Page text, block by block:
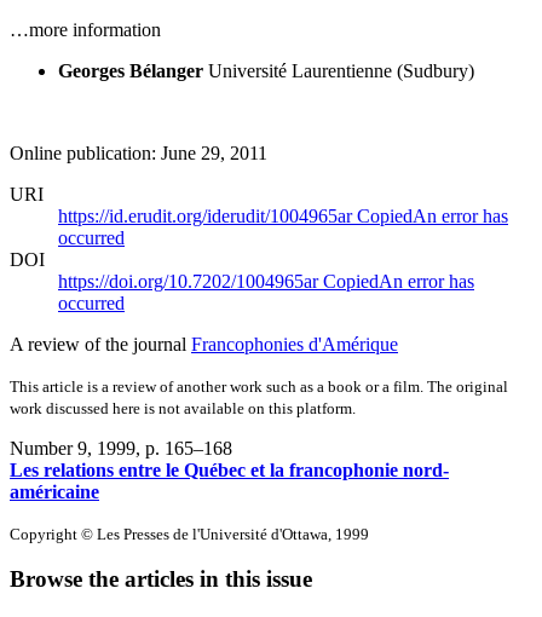
…more information
Georges Bélanger Université Laurentienne (Sudbury)
Online publication: June 29, 2011
URI
https://id.erudit.org/iderudit/1004965arCopiedAn error has
occurred
DOI
https://doi.org/10.7202/1004965arCopiedAn error has
occurred
A review of the journal Francophonies d'Amérique
This article is a review of another work such as a book or a film. The original
work discussed here is not available on this platform.
Number 9, 1999, p. 165–168
Les relations entre le Québec et la francophonie nord-
américaine
Copyright © Les Presses de l'Université d'Ottawa, 1999
Browse the articles in this issue